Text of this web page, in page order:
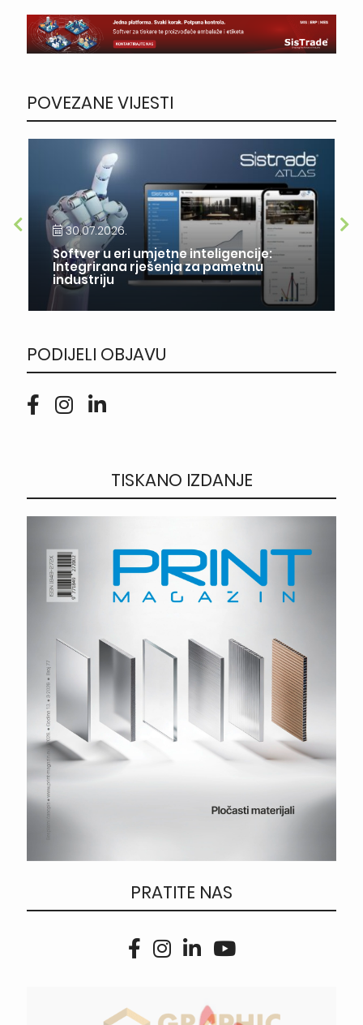
POVEZANE VIJESTI
30.07.2026.
Softver u eri umjetne inteligencije:
Integrirana rješenja za pametnu
industriju
PODIJELI OBJAVU
TISKANO IZDANJE
PRATITE NAS